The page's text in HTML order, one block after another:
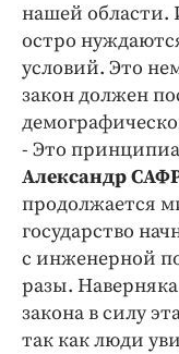
нашей области.
остро
условий. Это
закон должен
- Это
Александр
продолжается
государство
с инженерной
разы.
закона в силу
так как люди